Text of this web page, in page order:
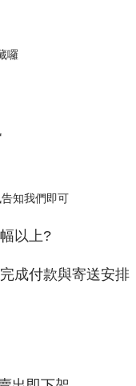
囉
知我們即可
以上?
成付款與寄送安排